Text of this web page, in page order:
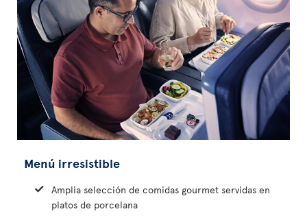
Menú irresistible
Amplia selección de comidas gourmet servidas en
platos de porcelana